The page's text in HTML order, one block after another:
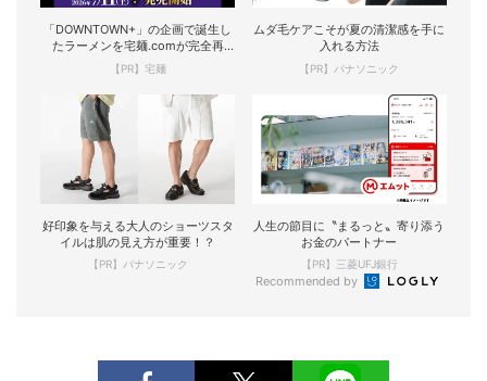
「DOWNTOWN+」の企画で誕生し
たラーメンを宅麺.comが完全再
現！
【PR】宅麺
ムダ毛ケアこそが夏の清潔感を手に
入れる方法
【PR】パナソニック
好印象を与える大人のショーツスタ
イルは肌の見え方が重要！？
【PR】パナソニック
人生の節目に〝まるっと〟寄り添う
お金のパートナー
【PR】三菱UFJ銀行
Recommended by